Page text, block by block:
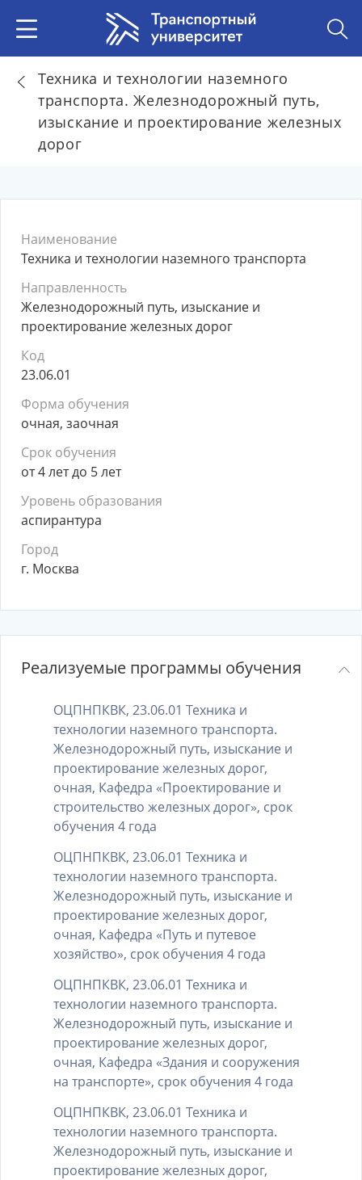
Техника и технологии наземного
транспорта. Железнодорожный путь,
изыскание и проектирование железных
дорог
Наименование
Техника и технологии наземного транспорта
Направленность
Железнодорожный путь, изыскание и
проектирование железных дорог
Код
23.06.01
Форма обучения
очная, заочная
Срок обучения
от 4 лет до 5 лет
Уровень образования
аспирантура
Город
г. Москва
Реализуемые программы обучения
ОЦПНПКВК, 23.06.01 Техника и
технологии наземного транспорта.
Железнодорожный путь, изыскание и
проектирование железных дорог,
очная, Кафедра «Проектирование и
строительство железных дорог», срок
обучения 4 года
ОЦПНПКВК, 23.06.01 Техника и
технологии наземного транспорта.
Железнодорожный путь, изыскание и
проектирование железных дорог,
очная, Кафедра «Путь и путевое
хозяйство», срок обучения 4 года
ОЦПНПКВК, 23.06.01 Техника и
технологии наземного транспорта.
Железнодорожный путь, изыскание и
проектирование железных дорог,
очная, Кафедра «Здания и сооружения
на транспорте», срок обучения 4 года
ОЦПНПКВК, 23.06.01 Техника и
технологии наземного транспорта.
Железнодорожный путь, изыскание и
проектирование железных дорог,